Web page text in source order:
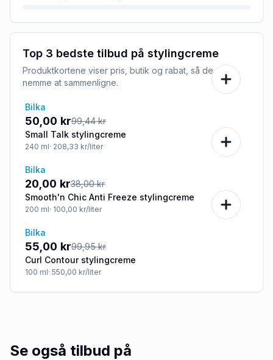
Top 3 bedste tilbud på stylingcreme
Produktkortene viser pris, butik og rabat, så de er
nemme at sammenligne.
-50%
Bilka
50,00 kr99,44 kr
Small Talk stylingcreme
240 ml· 208,33 kr/liter
-47%
Bilka
20,00 kr38,00 kr
Smooth'n Chic Anti Freeze stylingcreme
200 ml· 100,00 kr/liter
-45%
Bilka
55,00 kr99,95 kr
Curl Contour stylingcreme
100 ml· 550,00 kr/liter
Se også tilbud på